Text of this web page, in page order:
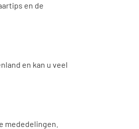
en de
en kan u veel
mededelingen.